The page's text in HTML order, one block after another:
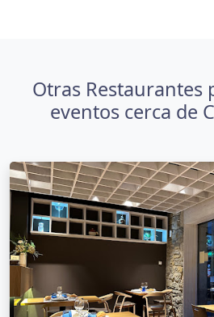
Otras Restaurantes
eventos cerca de